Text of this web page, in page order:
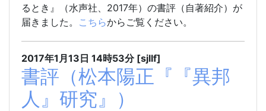
るとき』（水声社、2017年）の書評（自著紹介）が
届きました。 こちらからご覧ください。
2017年1月13日 14時53分 [sjllf]
書評（松本陽正『『異邦
人』研究』）